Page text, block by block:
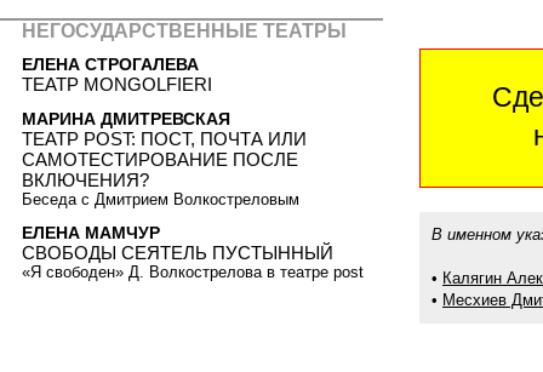
В именном
• Калягин
• Месхиев
НЕГОСУДАРСТВЕННЫЕ ТЕАТРЫ
ЕЛЕНА СТРОГАЛЕВА
ТЕАТР MONGOLFIERI
МАРИНА ДМИТРЕВСКАЯ
ТЕАТР POST: ПОСТ, ПОЧТА ИЛИ
САМОТЕСТИРОВАНИЕ ПОСЛЕ
ВКЛЮЧЕНИЯ?
Беседа с Дмитрием Волкостреловым
ЕЛЕНА МАМЧУР
СВОБОДЫ СЕЯТЕЛЬ ПУСТЫННЫЙ
«Я свободен» Д. Волкострелова в театре post